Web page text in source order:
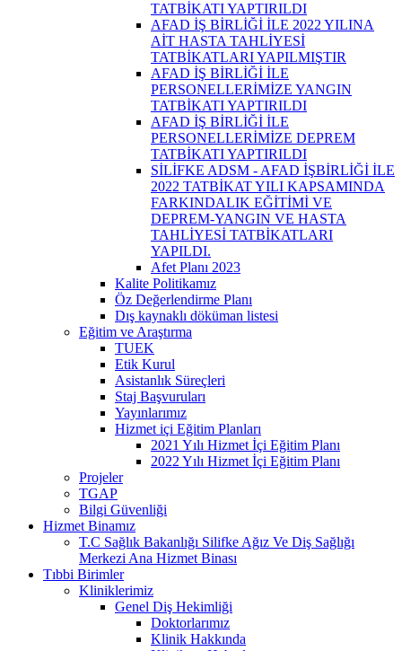
TATBİKATI YAPTIRILDI
AFAD İŞ BİRLİĞİ İLE 2022 YILINA
AİT HASTA TAHLİYESİ
TATBİKATLARI YAPILMIŞTIR
AFAD İŞ BİRLİĞİ İLE
PERSONELLERİMİZE YANGIN
TATBİKATI YAPTIRILDI
AFAD İŞ BİRLİĞİ İLE
PERSONELLERİMİZE DEPREM
TATBİKATI YAPTIRILDI
SİLİFKE ADSM - AFAD İŞBİRLİĞİ İLE
2022 TATBİKAT YILI KAPSAMINDA
FARKINDALIK EĞİTİMİ VE
DEPREM-YANGIN VE HASTA
TAHLİYESİ TATBİKATLARI
YAPILDI.
Afet Planı 2023
Kalite Politikamız
Öz Değerlendirme Planı
Dış kaynaklı döküman listesi
Eğitim ve Araştırma
TUEK
Etik Kurul
Asistanlık Süreçleri
Staj Başvuruları
Yayınlarımız
Hizmet içi Eğitim Planları
2021 Yılı Hizmet İçi Eğitim Planı
2022 Yılı Hizmet İçi Eğitim Planı
Projeler
TGAP
Bilgi Güvenliği
Hizmet Binamız
T.C Sağlık Bakanlığı Silifke Ağız Ve Diş Sağlığı
Merkezi Ana Hizmet Binası
Tıbbi Birimler
Kliniklerimiz
Genel Diş Hekimliği
Doktorlarımız
Klinik Hakkında